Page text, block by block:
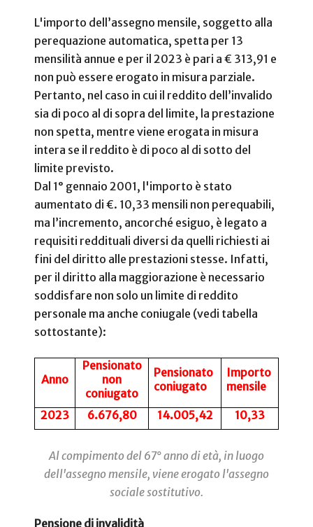
L'importo dell’assegno mensile, soggetto alla
perequazione automatica, spetta per 13
mensilità annue e per il 2023 è pari a € 313,91 e
non può essere erogato in misura parziale.
Pertanto, nel caso in cui il reddito dell’invalido
sia di poco al di sopra del limite, la prestazione
non spetta, mentre viene erogata in misura
intera se il reddito è di poco al di sotto del
limite previsto.
Dal 1° gennaio 2001, l'importo è stato
aumentato di €. 10,33 mensili non perequabili,
ma l’incremento, ancorché esiguo, è legato a
requisiti reddituali diversi da quelli richiesti ai
fini del diritto alle prestazioni stesse. Infatti,
per il diritto alla maggiorazione è necessario
soddisfare non solo un limite di reddito
personale ma anche coniugale (vedi tabella
sottostante):
Anno
Pensionato
non
coniugato
Pensionato
coniugato
Importo
mensile
2023 6.676,80 14.005,42 10,33
Al compimento del 67° anno di età, in luogo
dell'assegno mensile, viene erogato l'assegno
sociale sostitutivo.
Pensione di invalidità